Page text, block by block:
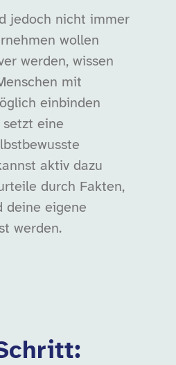
jedoch nicht immer
wollen
werden, wissen
mit
einbinden
setzt eine
aktiv dazu
durch Fakten,
deine eigene
werden.